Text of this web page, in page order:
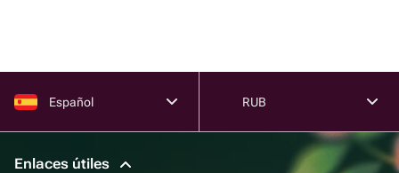
Español RUB
Enlaces útiles